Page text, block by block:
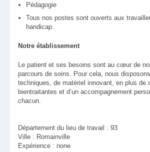
Pédagogie
Tous nos postes sont ouverts aux
handicap.
Notre établissement
Le patient et ses besoins sont au cœur de
parcours de soins. Pour cela, nous
techniques, de matériel innovant, en plus de
bientraitantes et d’un accompagnement
chacun.
Département du lieu de travail : 93
Ville : Romainville
Expérience : none